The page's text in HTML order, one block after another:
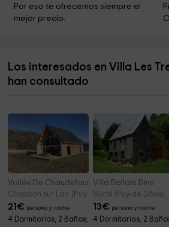
Por eso te ofrecemos siempre el
mejor precio.
Los interesados en Villa Les
han consultado
Vallée De Chaudefour
Chambon sur Lac (Puy-de-Dôme)
21€ persona y noche
4 Dormitorios, 2 Baños,
Villa Ballats Dine
Murol (Puy-de-Dôme)
13€ persona y noche
4 Dormitorios, 2